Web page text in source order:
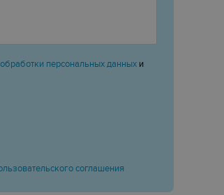
персональных данных и
соглашения